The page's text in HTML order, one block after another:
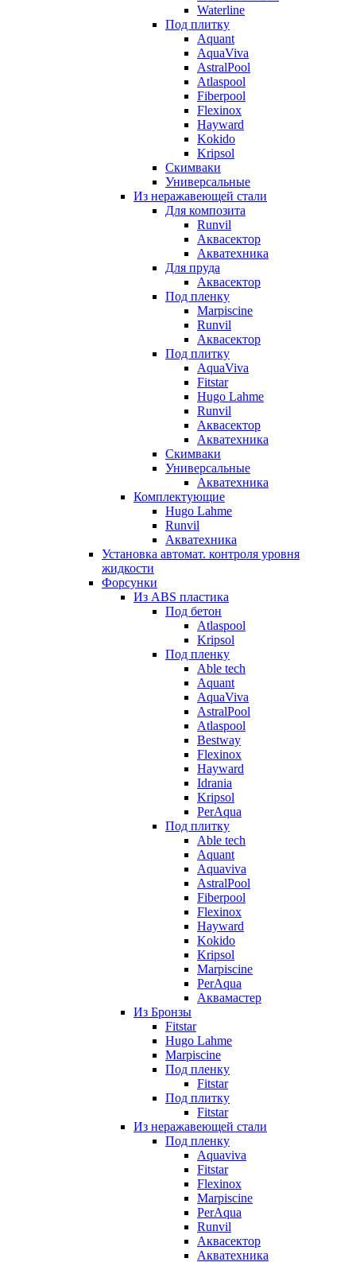
Waterline
Под плитку
Aquant
AquaViva
AstralPool
Atlaspool
Fiberpool
Flexinox
Hayward
Kokido
Kripsol
Скимваки
Универсальные
Из неражавеющей стали
Для композита
Runvil
Аквасектор
Акватехника
Для пруда
Аквасектор
Под пленку
Marpiscine
Runvil
Аквасектор
Под плитку
AquaViva
Fitstar
Hugo Lahme
Runvil
Аквасектор
Акватехника
Скимваки
Универсальные
Акватехника
Комплектующие
Hugo Lahme
Runvil
Акватехника
Установка автомат. контроля уровня
жидкости
Форсунки
Из ABS пластика
Под бетон
Atlaspool
Kripsol
Под пленку
Able tech
Aquant
AquaViva
AstralPool
Atlaspool
Bestway
Flexinox
Hayward
Idrania
Kripsol
PerAqua
Под плитку
Able tech
Aquant
Aquaviva
AstralPool
Fiberpool
Flexinox
Hayward
Kokido
Kripsol
Marpiscine
PerAqua
Аквамастер
Из Бронзы
Fitstar
Hugo Lahme
Marpiscine
Под пленку
Fitstar
Под плитку
Fitstar
Из неражавеющей стали
Под пленку
Aquaviva
Fitstar
Flexinox
Marpiscine
PerAqua
Runvil
Аквасектор
Акватехника